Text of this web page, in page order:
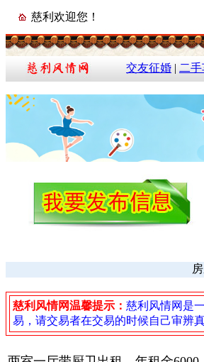
慈利欢迎您！
交友征婚 | 二
慈利风情网温馨提示： 慈利风情网是
易，请交易者在交易的时候自己审辨